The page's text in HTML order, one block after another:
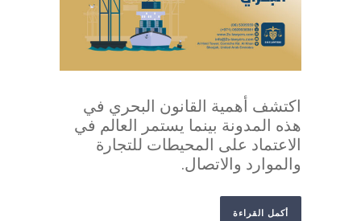
اكتشف أهمية القانون البحري في
هذه المدونة بينما يستمر العالم في
الاعتماد على المحيطات للتجارة
والموارد والاتصال.
أكمل القراءة